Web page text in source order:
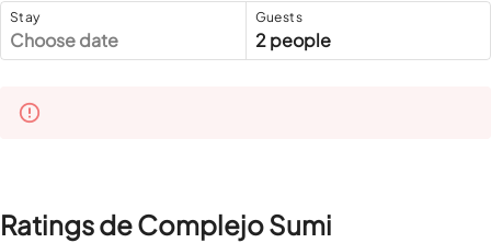
Stay
Choose date
Guests
2 people
Ratings de Complejo Sumi